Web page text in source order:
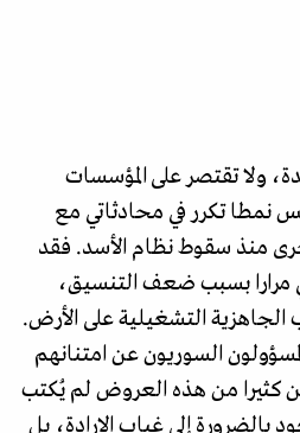
ولا تقتصر على المؤسسات
نمطا تكرر في محادثاتي مع
منذ سقوط نظام الأسد. فقد
مرارا بسبب ضعف التنسيق،
الجاهزية التشغيلية على الأرض.
السوريون عن امتنانهم
كثيرا من هذه العروض لم يُكتب
بالضرورة إلى غياب الإرادة، بل